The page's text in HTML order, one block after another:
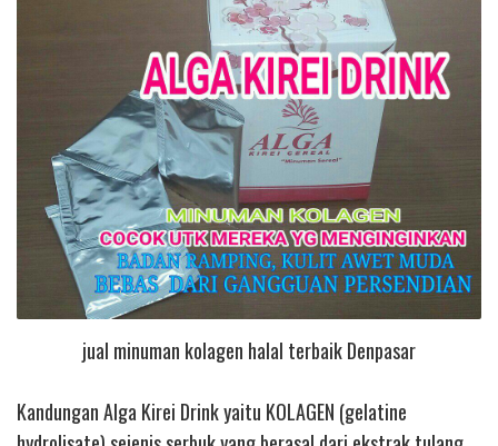
jual minuman kolagen halal terbaik Denpasar
Kandungan Alga Kirei Drink yaitu KOLAGEN (gelatine